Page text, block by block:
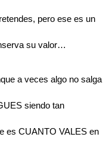
pero ese es un
su valor…
a veces algo no salga
siendo tan
es CUANTO VALES en